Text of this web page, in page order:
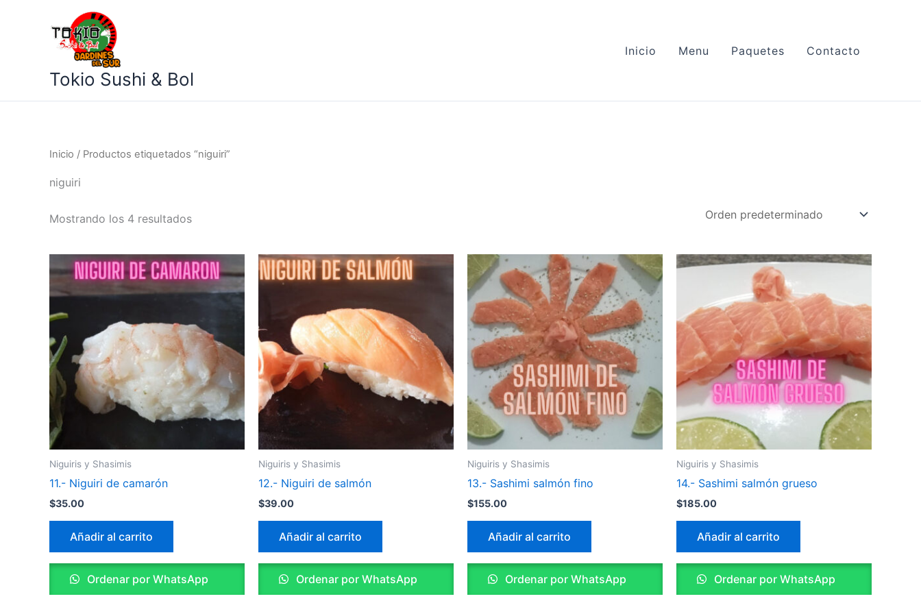
Tokio Sushi & Bol
Inicio Menu Paquetes Contacto
Inicio / Productos etiquetados “niguiri”
niguiri
Mostrando los 4 resultados
Niguiris y Shasimis
11.- Niguiri de camarón
$35.00
Añadir al carrito
Ordenar por WhatsApp
Niguiris y Shasimis
12.- Niguiri de salmón
$39.00
Añadir al carrito
Ordenar por WhatsApp
Niguiris y Shasimis
13.- Sashimi salmón fino
$155.00
Añadir al carrito
Ordenar por WhatsApp
Niguiris y Shasimis
14.- Sashimi salmón grueso
$185.00
Añadir al carrito
Ordenar por WhatsApp